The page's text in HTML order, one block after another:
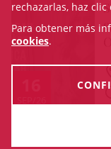
rechazarlas, haz
Para obtener más
cookies.